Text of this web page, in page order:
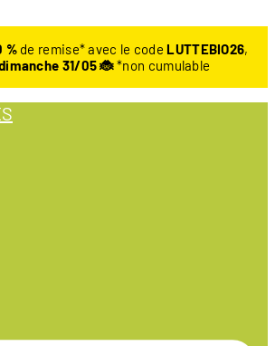
%de remise* avec le code LUTTEBIO26,
31/05 🐞*non cumulable